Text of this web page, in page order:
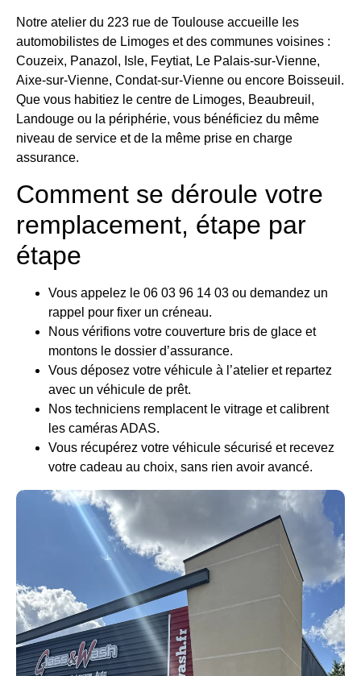
Notre atelier du 223 rue de Toulouse accueille les
automobilistes de Limoges et des communes voisines :
Couzeix, Panazol, Isle, Feytiat, Le Palais-sur-Vienne,
Aixe-sur-Vienne, Condat-sur-Vienne ou encore Boisseuil.
Que vous habitiez le centre de Limoges, Beaubreuil,
Landouge ou la périphérie, vous bénéficiez du même
niveau de service et de la même prise en charge
assurance.
Comment se déroule votre
remplacement, étape par
étape
Vous appelez le 06 03 96 14 03 ou demandez un
rappel pour fixer un créneau.
Nous vérifions votre couverture bris de glace et
montons le dossier d’assurance.
Vous déposez votre véhicule à l’atelier et repartez
avec un véhicule de prêt.
Nos techniciens remplacent le vitrage et calibrent
les caméras ADAS.
Vous récupérez votre véhicule sécurisé et recevez
votre cadeau au choix, sans rien avoir avancé.